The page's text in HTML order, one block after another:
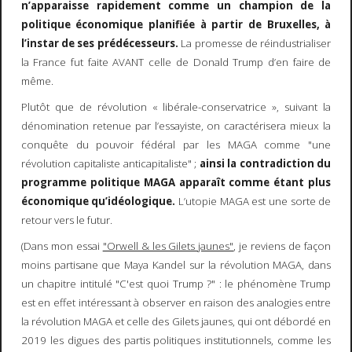
n’apparaisse rapidement comme un champion de la
politique économique planifiée à partir de Bruxelles, à
l’instar de ses prédécesseurs. La promesse de réindustrialiser
la France fut faite AVANT celle de Donald Trump d’en faire de
même.
Plutôt que de révolution « libérale-conservatrice », suivant la
dénomination retenue par l’essayiste, on caractérisera mieux la
conquête du pouvoir fédéral par les MAGA comme "une
révolution capitaliste anticapitaliste" ; ainsi la contradiction du
programme politique MAGA apparaît comme étant plus
économique qu’idéologique. L’utopie MAGA est une sorte de
retour vers le futur.
(Dans mon essai "Orwell & les Gilets jaunes" , je reviens de façon
moins partisane que Maya Kandel sur la révolution MAGA, dans
un chapitre intitulé "C'est quoi Trump ?" : le phénomène Trump
est en effet intéressant à observer en raison des analogies entre
la révolution MAGA et celle des Gilets jaunes, qui ont débordé en
2019 les digues des partis politiques institutionnels, comme les